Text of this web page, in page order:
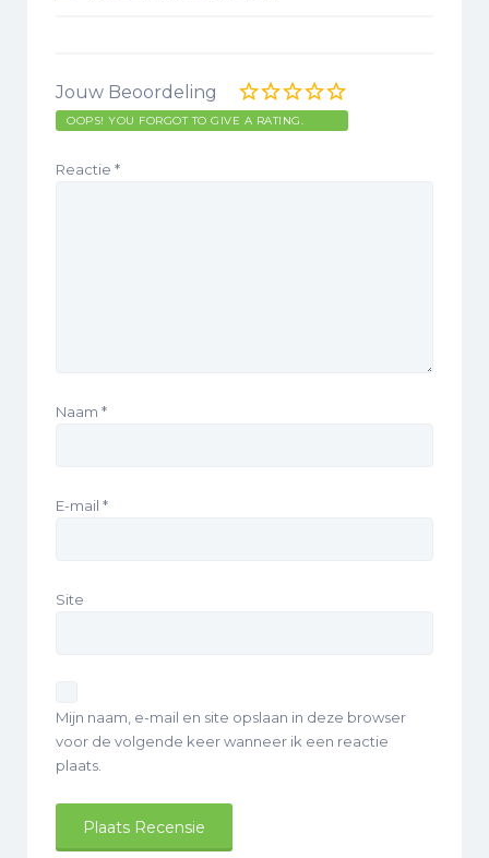
Jouw Beoordeling
OOPS! YOU FORGOT TO GIVE A RATING.
Reactie *
Naam *
E-mail *
Site
Mijn naam, e-mail en site opslaan in deze browser
voor de volgende keer wanneer ik een reactie
plaats.